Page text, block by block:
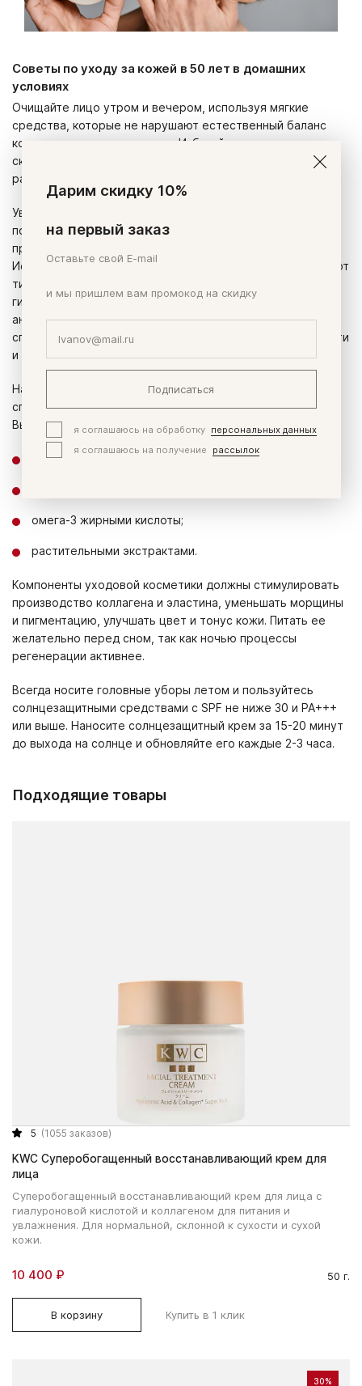
Советы по уходу за кожей в 50 лет в домашних
условиях
Очищайте лицо утром и вечером, используя мягкие
средства, которые не нарушают естественный баланс
кожи и не пересушивают ее. Избегайте агрессивных
скрабов, щеток и губок, которые могут повредить или
раздражить кожу.
Увлажняйте кожу дважды в день, это поможет
поддерживать оптимальный уровень влаги в коже и
предотвратить сухость, шелушение и стянутость.
Используйте кремы или эмульсии, которые соответствуют
типу, возрасту и состоянию кожи. Выбирайте средства с
гиалуроновой кислотой, коллагеном, эластином,
антиоксидантами и другими компонентами, которые
способствуют удержанию влаги, улучшению эластичности
и гладкости.
Насыщайте кожу питательными веществами, которые
способствуют регенерации и омоложению клеток.
Выбирайте средства с:
ретинолом;
омега-3 жирными кислоты;
растительными экстрактами.
Компоненты уходовой косметики должны стимулировать
производство коллагена и эластина, уменьшать морщины
и пигментацию, улучшать цвет и тонус кожи. Питать ее
желательно перед сном, так как ночью процессы
регенерации активнее.
Всегда носите головные уборы летом и пользуйтесь
солнцезащитными средствами с SPF не ниже 30 и PA+++
или выше. Наносите солнцезащитный крем за 15-20 минут
до выхода на солнце и обновляйте его каждые 2-3 часа.
Подходящие товары
5 (1055 заказов)
KWC Суперобогащенный восстанавливающий крем для
лица
Суперобогащенный восстанавливающий крем для лица с
гиалуроновой кислотой и коллагеном для питания и
увлажнения. Для нормальной, склонной к сухости и сухой
кожи.
10 400 ₽ 50 г.
В корзину Купить в 1 клик
30%
Дарим скидку 10%
на первый заказ
Оставьте свой E-mail
и мы пришлем вам промокод на скидку
Подписаться
я соглашаюсь на обработку
персональных данных
я соглашаюсь на получение
рассылок